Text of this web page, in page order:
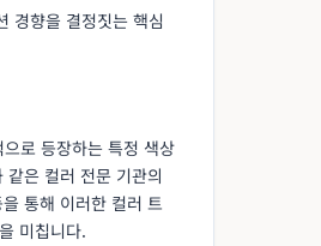
경향을 결정짓는 핵심
로 등장하는 특정 색상
은 컬러 전문 기관의
통해 이러한 컬러 트
미칩니다.